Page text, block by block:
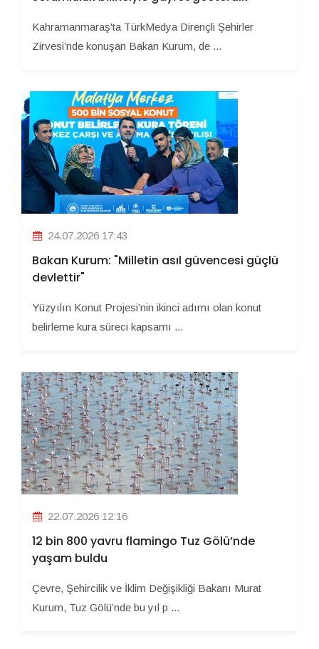
Kahramanmaraş'ta TürkMedya Dirençli Şehirler
Zirvesi’nde konuşan Bakan Kurum, de ...
24.07.2026 17:43
Bakan Kurum: "Milletin asıl güvencesi güçlü
devlettir"
Yüzyılın Konut Projesi’nin ikinci adımı olan konut
belirleme kura süreci kapsamı ...
22.07.2026 12:16
12 bin 800 yavru flamingo Tuz Gölü’nde
yaşam buldu
Çevre, Şehircilik ve İklim Değişikliği Bakanı Murat
Kurum, Tuz Gölü’nde bu yıl p ...